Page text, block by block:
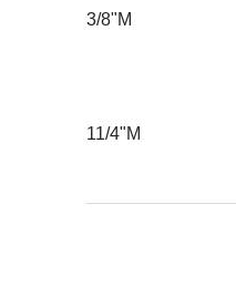
3/8"M
11/4"M